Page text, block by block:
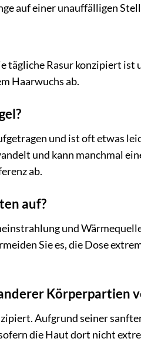
auf einer unauffälligen
tägliche Rasur konzipiert
Haarwuchs ab.
und ist oft etwas
und kann manchmal
ab.
auf?
und
Sie es, die Dose
Körperpartien
Aufgrund seiner
die Haut dort nicht